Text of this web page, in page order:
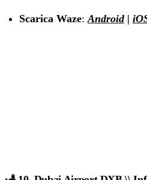
Scarica Waze:Android |